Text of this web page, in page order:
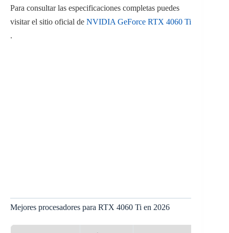
Para consultar las especificaciones completas puedes
visitar el sitio oficial de NVIDIA GeForce RTX 4060 Ti
.
Mejores procesadores para RTX 4060 Ti en 2026